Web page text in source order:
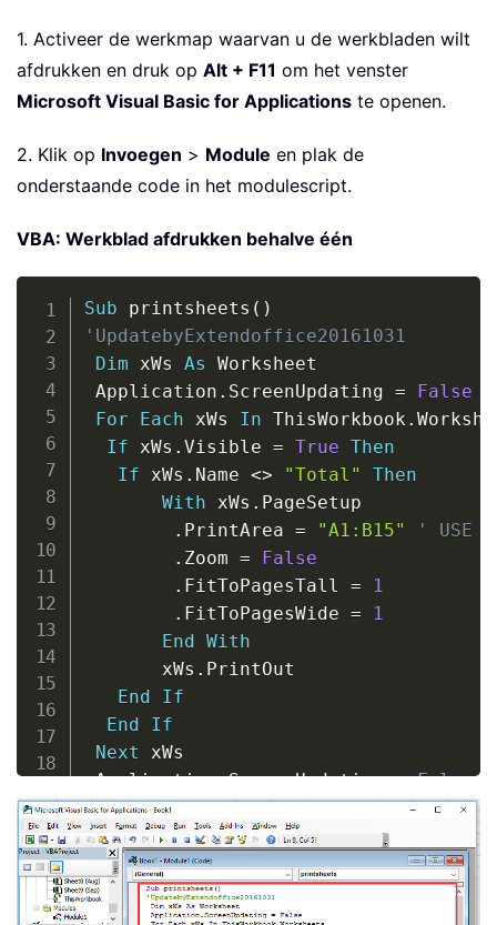
1. Activeer de werkmap waarvan u de werkbladen wilt
afdrukken en druk op Alt + F11 om het venster
Microsoft Visual Basic for Applications te openen.
2. Klik op Invoegen > Module en plak de
onderstaande code in het modulescript.
VBA: Werkblad afdrukken behalve één
Sub printsheets ( )
'UpdatebyExtendoffice20161031
Dim xWs As Worksheet
Application . ScreenUpdating =
False
For
Each xWs In ThisWorkbook .
If xWs . Visible = True Then
If xWs . Name <> "Total"
Then
With xWs . PageSetup
. PrintArea = "A1:B15"
' USE
. Zoom =
False
. FitToPagesTall =
1
. FitToPagesWide =
1
End
With
       xWs
. PrintOut
End
If
End
If
Next xWs
Application.ScreenUpdating = False
MsgBox "Sheet “Total” has not been
End Sub